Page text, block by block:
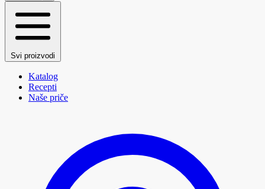
Svi proizvodi
Katalog
Recepti
Naše priče